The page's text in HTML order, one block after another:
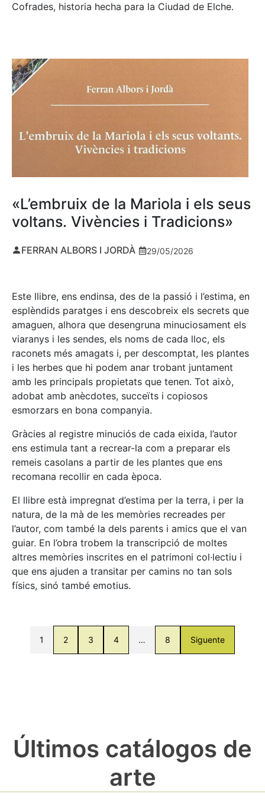
Cofrades, historia hecha para la Ciudad de Elche.
«L’embruix de la Mariola i els seus
voltans. Vivències i Tradicions»
FERRAN ALBORS I JORDÀ 29/05/2026
Este llibre, ens endinsa, des de la passió i l’estima, en
esplèndids paratges i ens descobreix els secrets que
amaguen, alhora que desengruna minuciosament els
viaranys i les sendes, els noms de cada lloc, els
raconets més amagats i, per descomptat, les plantes
i les herbes que hi podem anar trobant juntament
amb les principals propietats que tenen. Tot això,
adobat amb anècdotes, succeïts i copiosos
esmorzars en bona companyia.
Gràcies al registre minuciós de cada eixida, l’autor
ens estimula tant a recrear-la com a preparar els
remeis casolans a partir de les plantes que ens
recomana recollir en cada època.
El llibre està impregnat d’estima per la terra, i per la
natura, de la mà de les memòries recreades per
l’autor, com també la dels parents i amics que el van
guiar. En l’obra trobem la transcripció de moltes
altres memòries inscrites en el patrimoni col·lectiu i
que ens ajuden a transitar per camins no tan sols
físics, sinó també emotius.
1 2 3 4 … 8 Siguente
Últimos catálogos de
arte